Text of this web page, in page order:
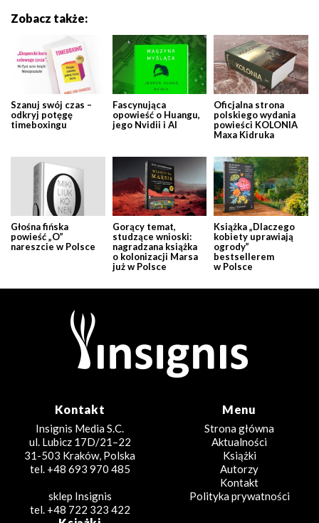
Zobacz także:
Szanuj swój czas –
odkryj potęgę
timeboxingu
Fascynująca
opowieść o Huangu,
jego Nvidii i AI
Oficjalna strona
polskiego wydania
powieści KOLONIA
Maxa Kidruka
Głośna fińska
powieść „O”
nareszcie w Polsce
Gorący temat,
studzące wnioski:
nagradzana książka
o kolonizacji Marsa
już w Polsce
Książka „Dlaczego
kobiety uprawiają
ogrody”
bestsellerem
w Polsce
Kontakt
Insignis Media S.C.
ul. Lubicz 17D/21–22
31-503 Kraków, Polska
tel. +48 693 970 485
sklep Insignis
tel. +48 722 323 422
Menu
Strona główna
Aktualności
Książki
Autorzy
Kontakt
Polityka prywatności